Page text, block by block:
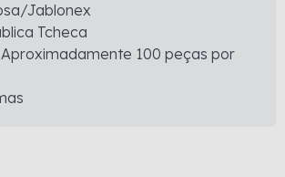
Jablonex
Tcheca
Aproximadamente 100 peças por